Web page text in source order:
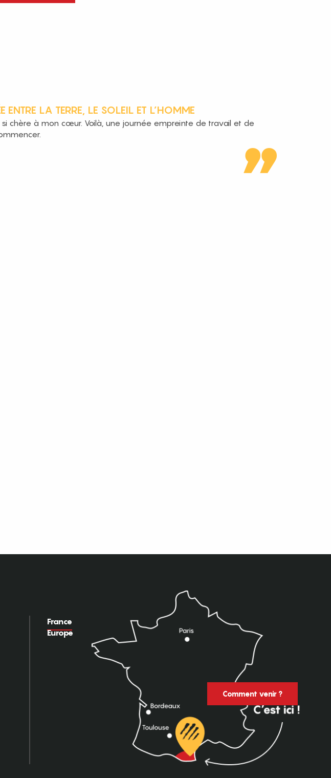
LA TERRE, LE SOLEIL ET L’HOMME
chère à mon cœur. Voilà, une journée empreinte de travail et de
France
Europe
Comment venir ?